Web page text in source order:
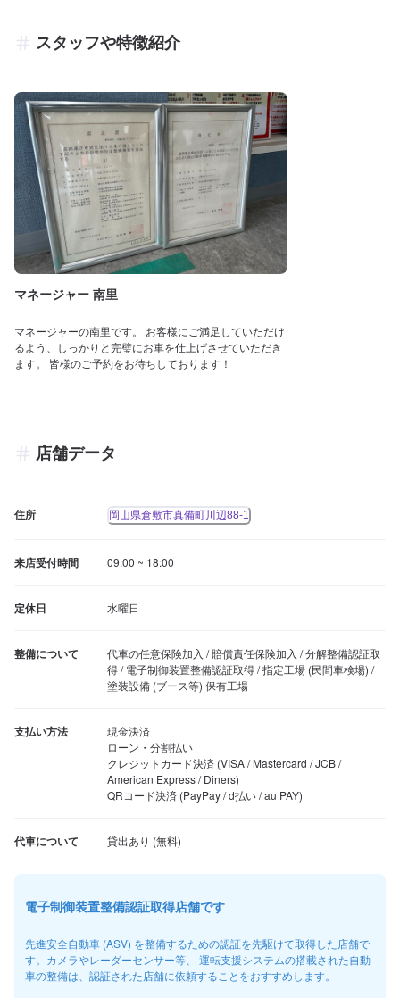
スタッフや特徴紹介
マネージャー 南里
マネージャーの南里です。 お客様にご満足していただけ
るよう、しっかりと完璧にお車を仕上げさせていただき
ます。 皆様のご予約をお待ちしております！
店舗データ
住所 岡山県倉敷市真備町川辺88-1
来店受付時間 09:00 ~ 18:00
定休日 水曜日
整備について
代車の任意保険加入 / 賠償責任保険加入 / 分解整備認証取
得 / 電子制御装置整備認証取得 / 指定工場 (民間車検場) /
塗装設備 (ブース等) 保有工場
支払い方法
現金決済
ローン・分割払い
クレジットカード決済 (VISA / Mastercard / JCB /
American Express / Diners)
QRコード決済 (PayPay / d払い / au PAY)
代車について
電子制御装置整備認証取得店舗です
先進安全自動車 (ASV) を整備するための認証を先駆けて取得した店舗で
す。カメラやレーダーセンサー等、 運転支援システムの搭載された自動
車の整備は、認証された店舗に依頼することをおすすめします。